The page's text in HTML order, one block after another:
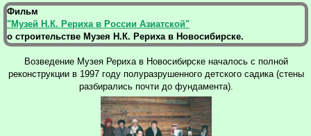
Фильм
"Музей Н.К. Рериха в России Азиатской"
о строительстве Музея Н.К. Рериха в Новосибирске.
Возведение Музея Рериха в Новосибирске началось с полной
реконструкции в 1997 году полуразрушенного детского садика (стены
разбирались почти до фундамента).